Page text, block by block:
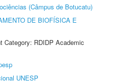
(Câmpus de Botucatu)
DE BIOFÍSICA E
Category: RDIDP Academic
UNESP